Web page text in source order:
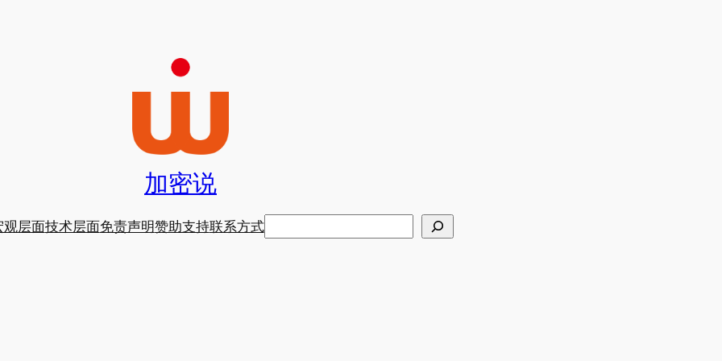
加密说
观层面技术层面免责声明赞助支持联系方式搜